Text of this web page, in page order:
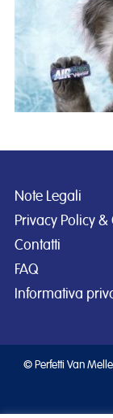
Note Legali
Privacy Policy &
Contatti
FAQ
Informativa
© Perfetti Van